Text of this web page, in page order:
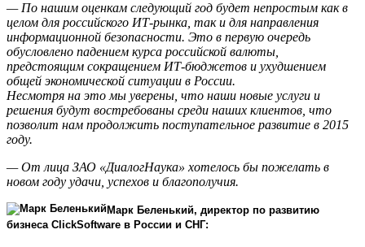
— По нашим оценкам следующий год будет непростым как в
целом для российского ИТ-рынка, так и для направления
информационной безопасности. Это в первую очередь
обусловлено падением курса российской валюты,
предстоящим сокращением ИТ-бюджетов и ухудшением
общей экономической ситуации в России.
Несмотря на это мы уверены, что наши новые услуги и
решения будут востребованы среди наших клиентов, что
позволит нам продолжить поступательное развитие в 2015
году.
— От лица ЗАО «ДиалогНаука» хотелось бы пожелать в
новом году удачи, успехов и благополучия.
Марк Беленький, директор по развитию
бизнеса ClickSoftware в России и СНГ: